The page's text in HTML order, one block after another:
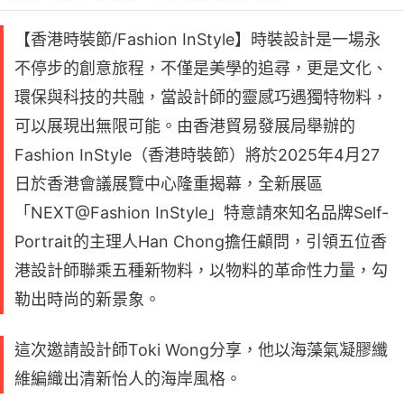
【香港時裝節/Fashion InStyle】時裝設計是一場永
不停步的創意旅程，不僅是美學的追尋，更是文化、
環保與科技的共融，當設計師的靈感巧遇獨特物料，
可以展現出無限可能。由香港貿易發展局舉辦的
Fashion InStyle（香港時裝節）將於2025年4月27
日於香港會議展覽中心隆重揭幕，全新展區
「NEXT@Fashion InStyle」特意請來知名品牌Self-
Portrait的主理人Han Chong擔任顧問，引領五位香
港設計師聯乘五種新物料，以物料的革命性力量，勾
勒出時尚的新景象。
這次邀請設計師Toki Wong分享，他以海藻氣凝膠纖
維編織出清新怡人的海岸風格。